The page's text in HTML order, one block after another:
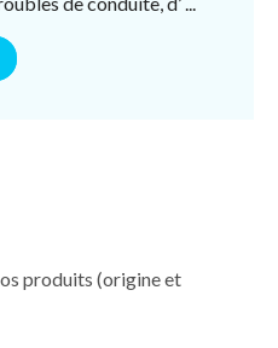
produits (origine et